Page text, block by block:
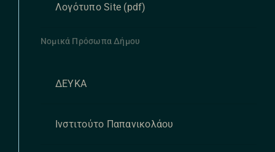
Λογότυπο Site (pdf)
Νομικά Πρόσωπα Δήμου
ΔΕΥΚΑ
Ινστιτούτο Παπανικολάου